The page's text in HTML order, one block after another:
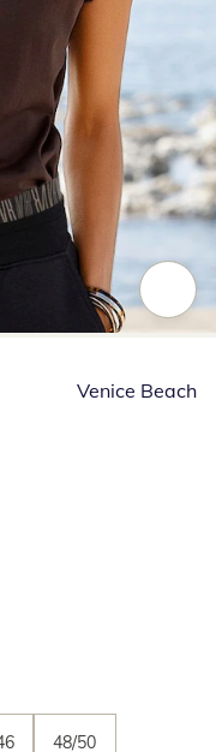
Venice Beach
48/50